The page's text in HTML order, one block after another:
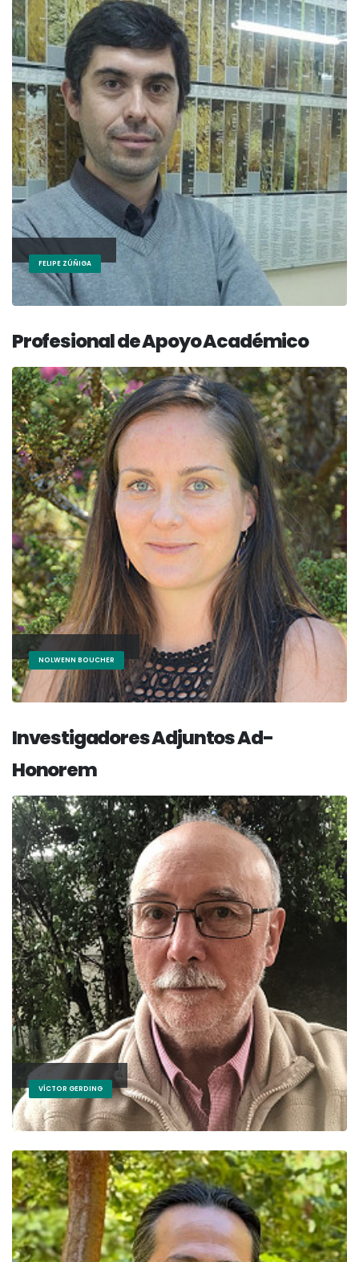
FELIPE ZÚÑIGA
Profesional de Apoyo Académico
NOLWENN BOUCHER
Investigadores Adjuntos Ad-
Honorem
VÍCTOR GERDING